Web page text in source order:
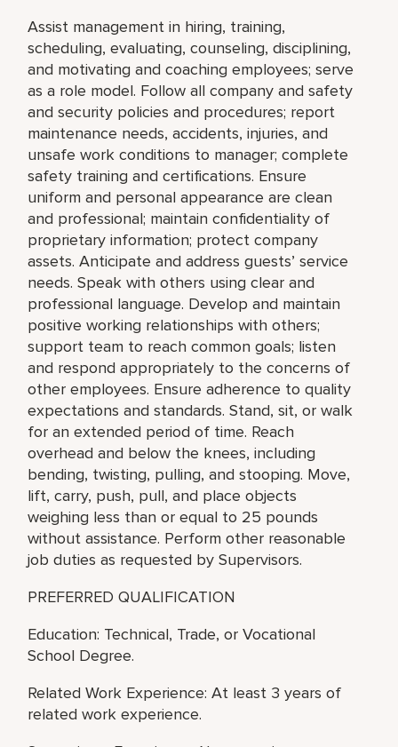
Assist management in hiring, training,
scheduling, evaluating, counseling, disciplining,
and motivating and coaching employees; serve
as a role model. Follow all company and safety
and security policies and procedures; report
maintenance needs, accidents, injuries, and
unsafe work conditions to manager; complete
safety training and certifications. Ensure
uniform and personal appearance are clean
and professional; maintain confidentiality of
proprietary information; protect company
assets. Anticipate and address guests’ service
needs. Speak with others using clear and
professional language. Develop and maintain
positive working relationships with others;
support team to reach common goals; listen
and respond appropriately to the concerns of
other employees. Ensure adherence to quality
expectations and standards. Stand, sit, or walk
for an extended period of time. Reach
overhead and below the knees, including
bending, twisting, pulling, and stooping. Move,
lift, carry, push, pull, and place objects
weighing less than or equal to 25 pounds
without assistance. Perform other reasonable
job duties as requested by Supervisors.
PREFERRED QUALIFICATION
Education: Technical, Trade, or Vocational
School Degree.
Related Work Experience: At least 3 years of
related work experience.